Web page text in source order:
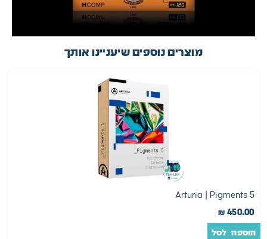
מוצרים נוספים שיעניינו אותך
Arturia | Pigments 5
₪ 450.00
הוספה לסל